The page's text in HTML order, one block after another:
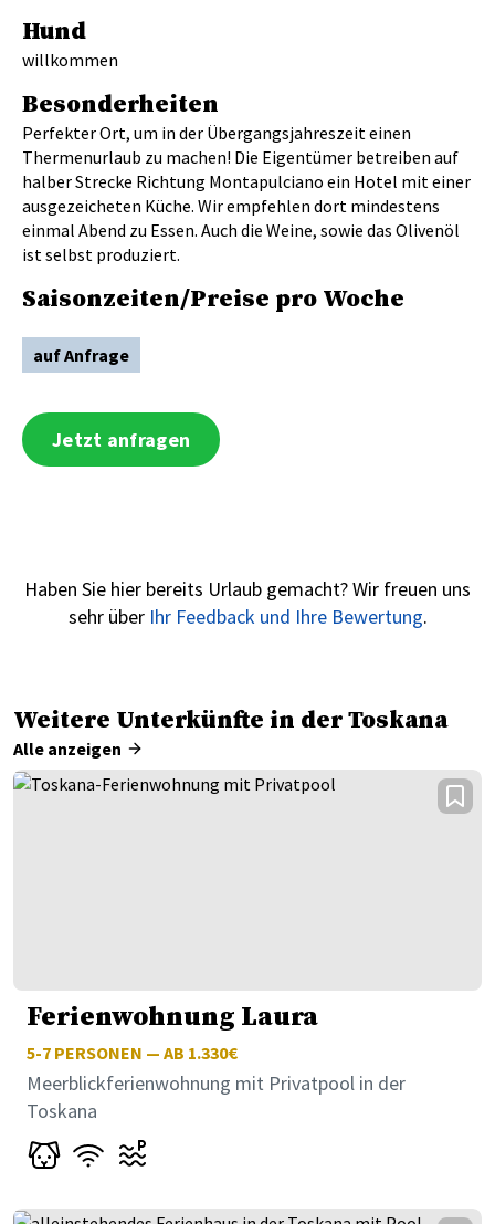
Hund
willkommen
Besonderheiten
Perfekter Ort, um in der Übergangsjahreszeit einen
Thermenurlaub zu machen! Die Eigentümer betreiben auf
halber Strecke Richtung Montapulciano ein Hotel mit einer
ausgezeicheten Küche. Wir empfehlen dort mindestens
einmal Abend zu Essen. Auch die Weine, sowie das Olivenöl
ist selbst produziert.
Saisonzeiten/Preise pro Woche
auf Anfrage
Jetzt anfragen
Haben Sie hier bereits Urlaub gemacht? Wir freuen uns
sehr über Ihr Feedback und Ihre Bewertung.
Weitere Unterkünfte in der Toskana
Alle anzeigen
Ferienwohnung Laura
5-7 PERSONEN — AB 1.330€
Meerblickferienwohnung mit Privatpool in der
Toskana